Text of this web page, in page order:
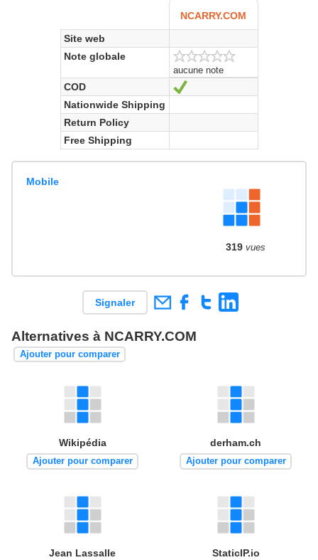
NCARRY.COM
Site web
Note globale
aucune note
COD
Nationwide Shipping
Return Policy
Free Shipping
Mobile
319 vues
Signaler
Alternatives à NCARRY.COM
Ajouter pour comparer
Wikipédia
Ajouter pour comparer
derham.ch
Ajouter pour comparer
Jean Lassalle StaticIP.io